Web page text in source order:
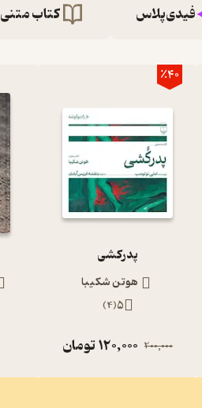
فیدی‌پلاس کتاب متنی
٪40
پدرکشی
هوتن شکیبا
5
(
4
)
200,000
120,000تومان